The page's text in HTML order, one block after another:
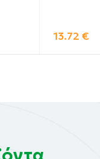
τη
13.72 €